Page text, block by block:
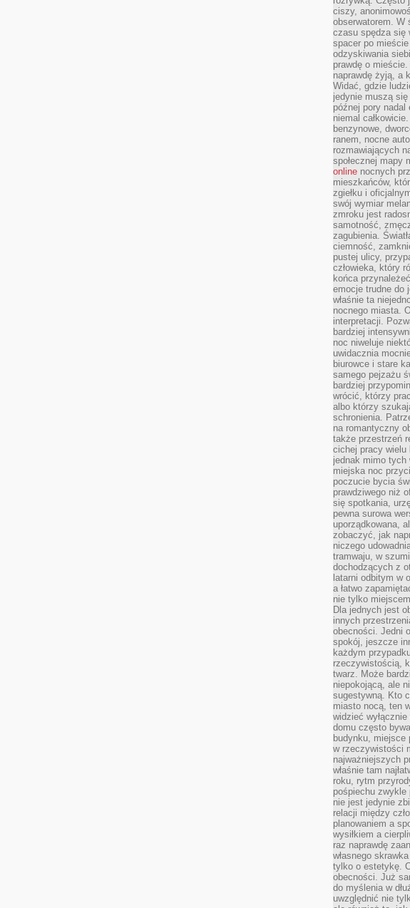
ciszy,
obserwatorem. W
czasu spędza się
spacer po
odzyskiwania
prawdę o
naprawdę żyją, a
Widać, gdzie
jedynie muszą
późnej pory nadal
niemal
benzynowe,
ranem, nocne
rozmawiających
społecznej mapy
online nocnych
mieszkańców,
zgiełku i
swój wymiar
zmroku jest
samotność,
zagubienia.
ciemność,
pustej ulicy,
człowieka, który
końca
emocje trudne do
właśnie ta
nocnego miasta.
interpretacji.
bardziej
noc niweluje
uwidacznia
biurowce i stare
samego pejzażu
bardziej
wrócić, którzy
albo którzy
schronienia.
na romantyczny
także przestrzeń
cichej pracy wielu
jednak mimo
miejska noc
poczucie bycia
prawdziwego niż
się spotkania,
pewna surowa
uporządkowana,
zobaczyć, jak
niczego
tramwaju, w
dochodzących z
latarni odbitym w
a łatwo
nie tylko
Dla jednych jest
innych
obecności. Jedni
spokój, jeszcze
każdym
rzeczywistością,
twarz. Może
niepokojącą, ale
sugestywną. Kto
miasto nocą, ten
widzieć
domu często
budynku, miejsce
w rzeczywistości
najważniejszych
właśnie tam
roku, rytm
pośpiechu zwykle
nie jest jedynie
relacji między
planowaniem a
wysiłkiem a
raz naprawdę
własnego
tylko o estetykę.
obecności. Już
do myślenia w
uwzględnić nie